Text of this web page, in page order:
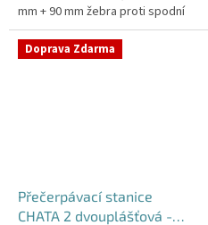
mm + 90 mm žebra proti spodní
vodě + komínek Levná, ale plně
funkční přečerpávací...
Doprava Zdarma
Přečerpávací stanice
CHATA 2 dvouplášťová -